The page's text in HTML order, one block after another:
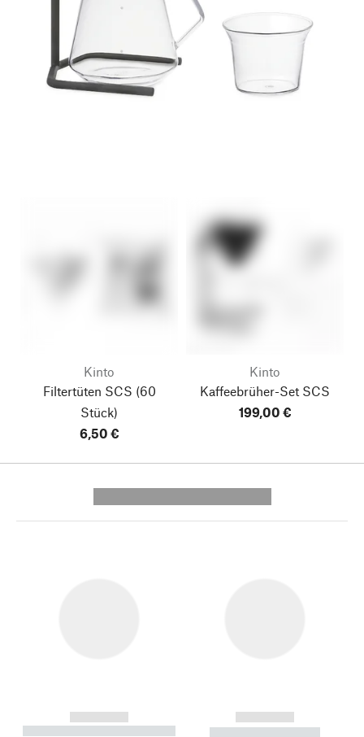
Kinto
Filtertüten SCS (60
Stück)
6,50 €
Kinto
Kaffeebrüher-Set SCS
199,00 €
------------
----------- ----------- --------
------------
----------- -----------